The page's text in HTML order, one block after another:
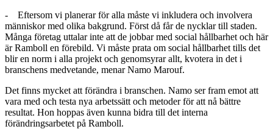
- Eftersom vi planerar för alla måste vi inkludera och involvera
människor med olika bakgrund. Först då får de nycklar till staden.
Många företag uttalar inte att de jobbar med social hållbarhet och här
är Ramboll en förebild. Vi måste prata om social hållbarhet tills det
blir en norm i alla projekt och genomsyrar allt, kvotera in det i
branschens medvetande, menar Namo Marouf.
Det finns mycket att förändra i branschen. Namo ser fram emot att
vara med och testa nya arbetssätt och metoder för att nå bättre
resultat. Hon hoppas även kunna bidra till det interna
förändringsarbetet på Ramboll.